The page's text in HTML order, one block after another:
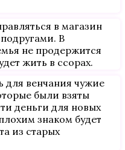
в магазин
В
не продержится
жить в ссорах.
для венчания чужие
были взяты
деньги для новых
знаком будет
из старых